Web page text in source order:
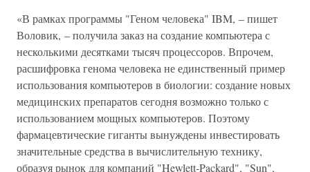
«В рамках программы "Геном человека" IBM, – пишет
Воловик, – получила заказ на создание компьютера с
несколькими десятками тысяч процессоров. Впрочем,
расшифровка генома человека не единственный пример
использования компьютеров в биологии: создание новых
медицинских препаратов сегодня возможно только с
использованием мощных компьютеров. Поэтому
фармацевтические гиганты вынуждены инвестировать
значительные средства в вычислительную технику,
образуя рынок для компаний "Hewlett-Packard", "Sun",